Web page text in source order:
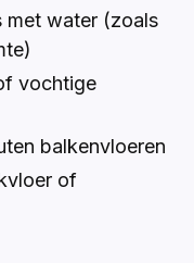
met water (zoals
vochtige
balkenvloeren
of